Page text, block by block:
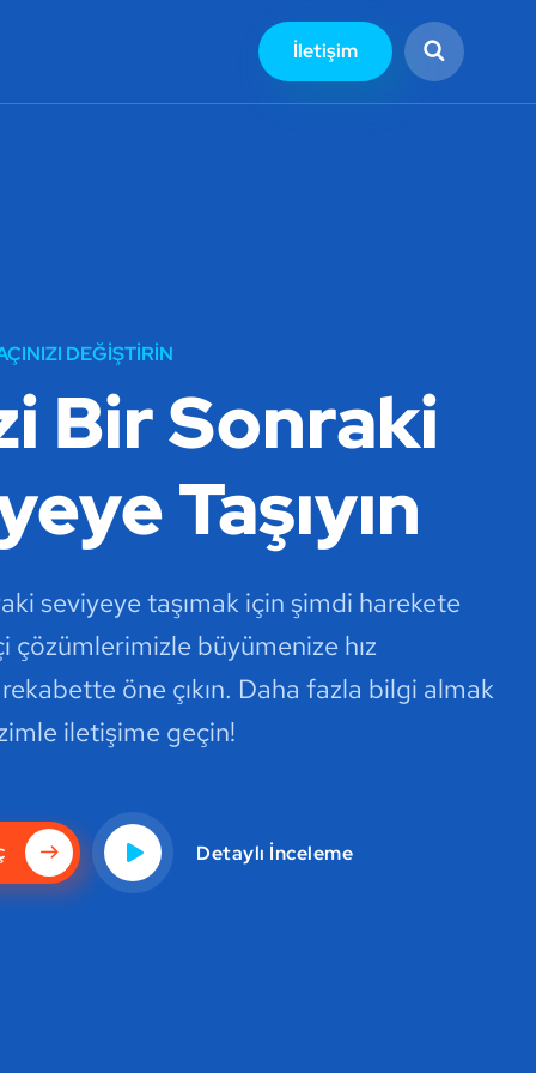
İletişim
DEĞIŞTIRIN
Bir Sonraki
Taşıyın
seviyeye taşımak için şimdi harekete
çözümlerimizle büyümenize hız
rekabette öne çıkın. Daha fazla bilgi almak
iletişime geçin!
Detaylı İnceleme